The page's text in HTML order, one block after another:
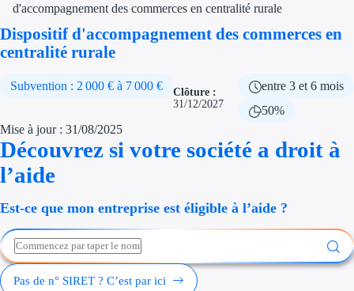
Transition
Économies
Création
Cession
d'accompagnement des commerces en centralité rurale
Dispositif d'accompagnement des commerces en
centralité rurale
Subvention : 2 000 € à 7 000 €
Clôture :
31/12/2027
entre 3 et 6 mois
50%
Mise à jour : 31/08/2025
Découvrez si votre société a droit à
l’aide
Est-ce que mon entreprise est éligible à l’aide ?
Pas de n° SIRET ? C’est par ici